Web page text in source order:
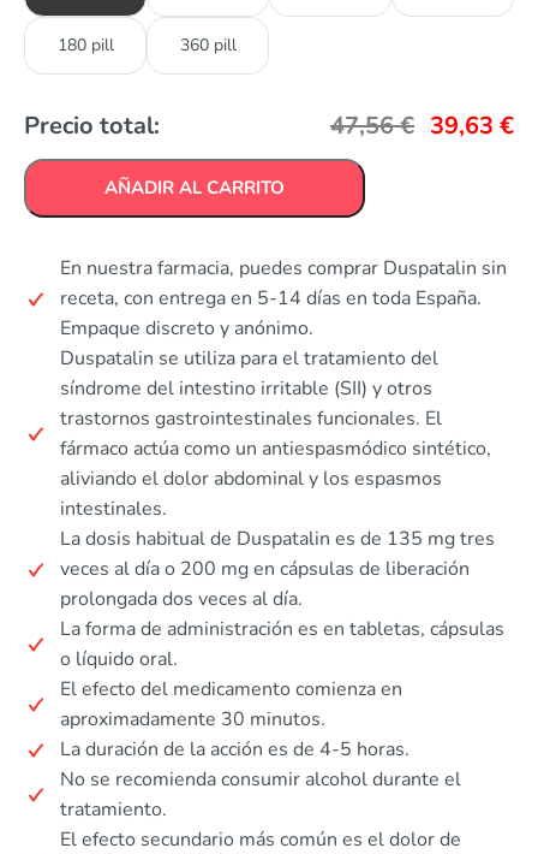
180 pill 360 pill
Precio total: 47,56€ 39,63 €
AÑADIR AL CARRITO
En nuestra farmacia, puedes comprar Duspatalin sin
receta, con entrega en 5-14 días en toda España.
Empaque discreto y anónimo.
Duspatalin se utiliza para el tratamiento del
síndrome del intestino irritable (SII) y otros
trastornos gastrointestinales funcionales. El
fármaco actúa como un antiespasmódico sintético,
aliviando el dolor abdominal y los espasmos
intestinales.
La dosis habitual de Duspatalin es de 135 mg tres
veces al día o 200 mg en cápsulas de liberación
prolongada dos veces al día.
La forma de administración es en tabletas, cápsulas
o líquido oral.
El efecto del medicamento comienza en
aproximadamente 30 minutos.
La duración de la acción es de 4-5 horas.
No se recomienda consumir alcohol durante el
tratamiento.
El efecto secundario más común es el dolor de